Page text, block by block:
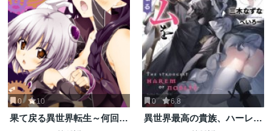
0 10
果て戻る異世界転生～何回や
0 6.8
異世界最高の貴族、ハーレム